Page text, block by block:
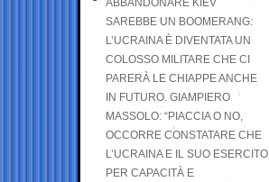
ABBANDONARE KIEV
SAREBBE UN BOOMERANG:
L’UCRAINA È DIVENTATA UN
COLOSSO MILITARE CHE CI
PARERÀ LE CHIAPPE ANCHE
IN FUTURO. GIAMPIERO
MASSOLO: “PIACCIA O NO,
OCCORRE CONSTATARE CHE
L’UCRAINA E IL SUO ESERCITO
PER CAPACITÀ E